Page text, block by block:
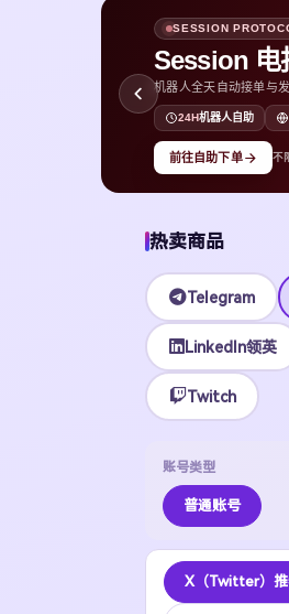
SESSION
Session
机器人全天自动接单与
24H机器人自助
前往自助下单 不
热卖商品
Telegram
LinkedIn领英
Twitch
账号类型
普通账号
X（Twitter）推